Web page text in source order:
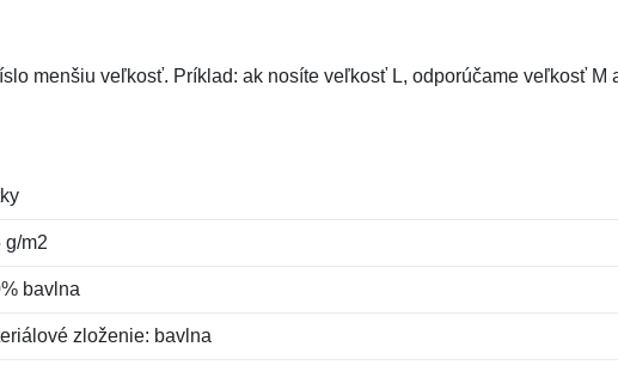
menšiu veľkosť. Príklad: ak nosíte veľkosť L, odporúčame veľkosť M
g/m2
bavlna
zloženie: bavlna